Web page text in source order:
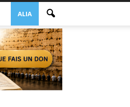
ALIA